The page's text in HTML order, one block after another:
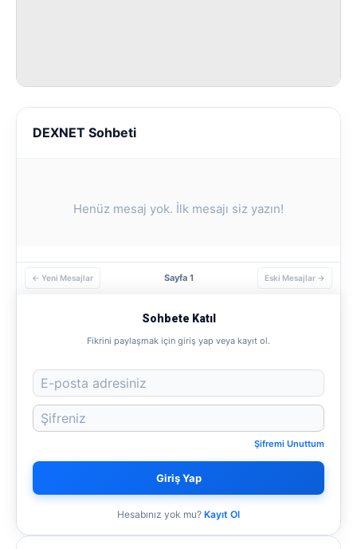
DEXNET Sohbeti
Henüz mesaj yok. İlk mesajı siz yazın!
← Yeni Mesajlar Sayfa 1 Eski Mesajlar →
Sohbete Katıl
Fikrini paylaşmak için giriş yap veya kayıt ol.
Şifremi Unuttum
Giriş Yap
Hesabınız yok mu? Kayıt Ol